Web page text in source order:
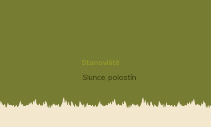
Stanoviště
Slunce, polostín